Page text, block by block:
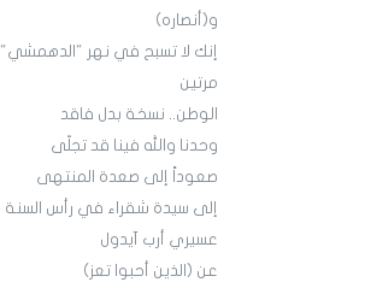
و(أنصاره)
إنك لا تسبح في نهر "الدهمشي"
مرتين
الوطن.. نسخة بدل فاقد
وحدنا والله فينا قد تجلّى
صعوداً إلى صعدة المنتهى
إلى سيدة شقراء في رأس السنة
عسيري أرب آيدول
عن (الذين أحبوا تعز)